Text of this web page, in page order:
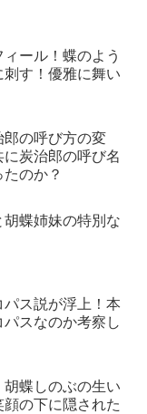
ール！蝶のよう
す！優雅に舞い
郎の呼び方の変
炭治郎の呼び名
のか？
蝶姉妹の特別な
ス説が浮上！本
スなのか考察し
胡蝶しのぶの生い
の下に隠された